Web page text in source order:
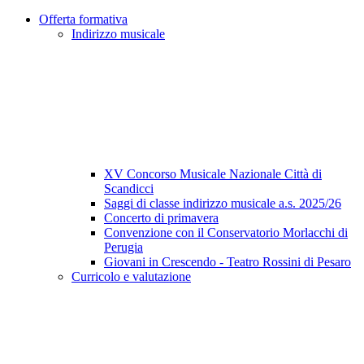
Offerta formativa
Indirizzo musicale
XV Concorso Musicale Nazionale Città di
Scandicci
Saggi di classe indirizzo musicale a.s. 2025/26
Concerto di primavera
Convenzione con il Conservatorio Morlacchi di
Perugia
Giovani in Crescendo - Teatro Rossini di Pesaro
Curricolo e valutazione